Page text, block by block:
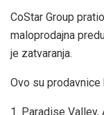
CoStar Group
maloprodajna
je zatvaranja.
Ovo su
1. Paradise Valley,